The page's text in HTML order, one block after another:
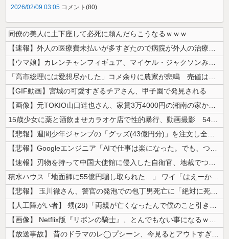
2026/02/09 03:05 コメント(80)
同僚の美人に土下座して必死に頼んだらこうなるｗｗｗ
【速報】外人の医療費未払いが多すぎたので病院が外人の治療を断るようにな...
【ウマ娘】カレンチャンフィギュア、マイケル・ジャクソンみたいになってし...
「高市総理には愛想尽かした」コメ余りに農家が悲鳴 売値は生産原価の半分...
【GIF動画】宮城の可愛すぎるチアさん、甲子園で発見される
【画像】元TOKIO山口達也さん、家賃3万4000円の湘南の家からYo...
15歳少女に薬と酒飲ませカラオケ店で性的暴行、動画撮影 54歳無職を再...
【悲報】週間少年ジャンプの「グッズ(43億円分)」を注文し全てキャンセ...
【悲報】Googleエンジニア「AIで仕事は楽になった。でも、つまらな...
【速報】刃物を持って中国大使館に侵入した自衛官、地裁でついに動機明かす
積水ハウス「地面師に55億円騙し取られた…」 ワイ「はえーかわいそう…...
【悲報】 玉川徹さん、警官の発泡での包丁男死亡に「絶対に死刑にならない...
【人工障がい者】 甥(28)「両親が亡くなったんで僕のこと引き取ってほ...
【画像】 Netflix版『リボンの騎士』、とんでもない事になるｗｗｗ...
【放送事故】 昔のドラマのレ◯プシーン、今見るとアウトすぎる・・・